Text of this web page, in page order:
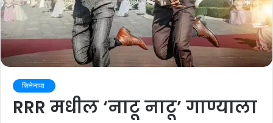
सिनेनामा
RRR मधील ‘नाटू नाटू’ गाण्याला